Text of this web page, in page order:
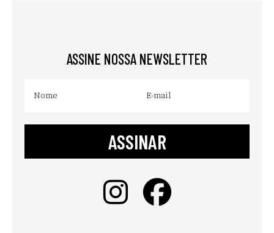
ASSINE NOSSA NEWSLETTER